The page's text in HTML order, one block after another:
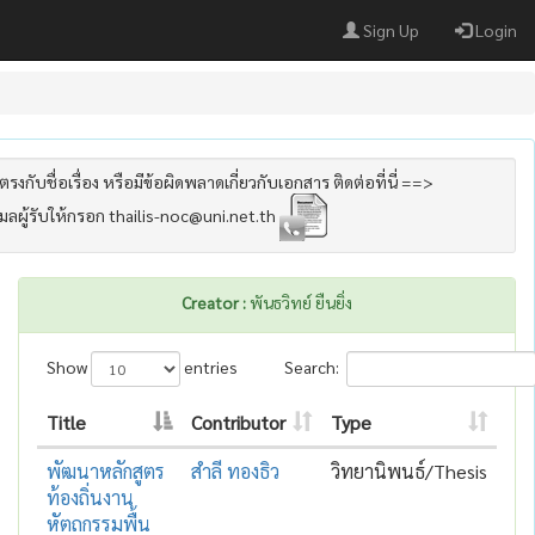
Sign Up Login
รงกับชื่อเรื่อง หรือมีข้อผิดพลาดเกี่ยวกับเอกสาร ติดต่อที่นี่ ==>
ลผู้รับให้กรอก thailis-noc@uni.net.th
Creator :พันธวิทย์ ยืนยิ่ง
Show entries Search:
Title Contributor
Type
พัฒนาหลักสูตร
ท้องถิ่นงาน
หัตถกรรมพื้น
สำลี ทองธิว วิทยานิพนธ์/Thesis